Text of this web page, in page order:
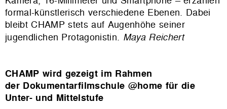
formal-künstlerisch verschiedene Ebenen. Dabei
bleibt CHAMP stets auf Augenhöhe seiner
jugendlichen Protagonistin. Maya Reichert
CHAMP wird gezeigt im Rahmen
der Dokumentarfilmschule @home für die
Unter- und Mittelstufe